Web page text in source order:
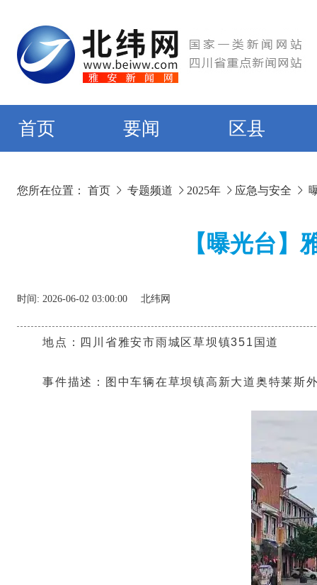
首页 要闻 区县
您所在位置： 首页 专题频道 2025年 应急与安全
【曝光台】
时间: 2026-06-02 03:00:00 北纬网
地点：四川省雅安市雨城区草坝镇351国道
事件描述：图中车辆在草坝镇高新大道奥特莱斯